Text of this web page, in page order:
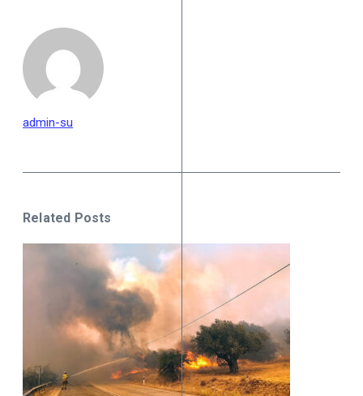
admin-su
Related Posts